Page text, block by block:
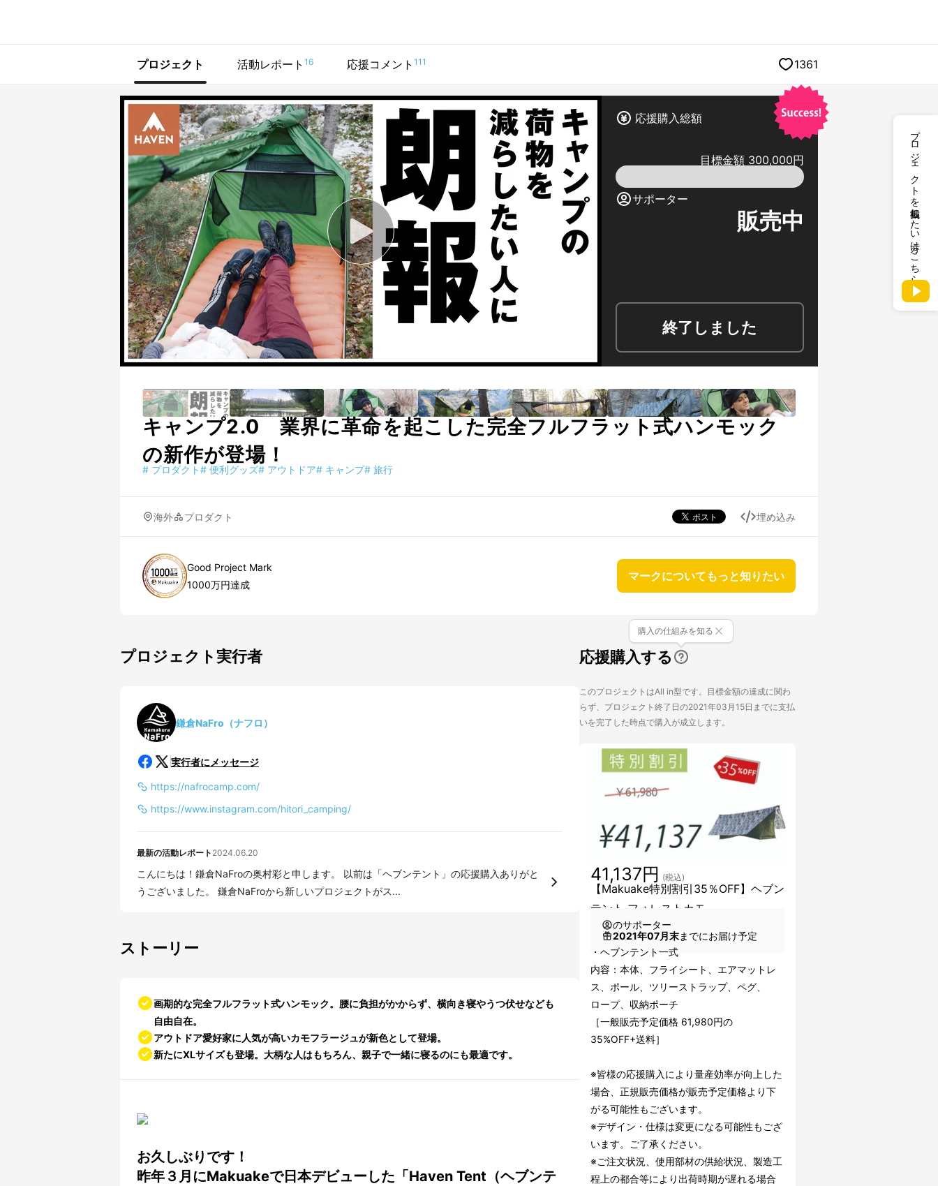
プロジェクトを掲載したい方はこちら
プロジェクト 活動レポート 16 応援コメント 111 1361
応援購入総額
目標金額 300,000円
サポーター
販売中
終了しました
キャンプ2.0 業界に革命を起こした完全フルフラット式ハンモック
の新作が登場！
# プロダクト# 便利グッズ# アウトドア# キャンプ# 旅行
海外 プロダクト 埋め込み
Good Project Mark
1000万円達成
マークについてもっと知りたい
プロジェクト実行者
鎌倉NaFro（ナフロ）
実行者にメッセージ
https://nafrocamp.com/
https://www.instagram.com/hitori_camping/
最新の活動レポート 2024.06.20
こんにちは！鎌倉NaFroの奥村彩と申します。 以前は「ヘブンテント」の応援購入ありがと
うございました。 鎌倉NaFroから新しいプロジェクトがス...
ストーリー
画期的な完全フルフラット式ハンモック。腰に負担がかからず、横向き寝やうつ伏せなども
自由自在。
アウトドア愛好家に人気が高いカモフラージュが新色として登場。
新たにXLサイズも登場。大柄な人はもちろん、親子で一緒に寝るのにも最適です。
お久しぶりです！
昨年３月にMakuakeで日本デビューした「Haven Tent（ヘブンテ
応援購入する
購入の仕組みを知る
このプロジェクトはAll in型です。目標金額の達成に関わ
らず、プロジェクト終了日の2021年03月15日までに支払
いを完了した時点で購入が成立します。
【Makuake特別割引35％OFF】ヘブン
テント フォレストカモ
41,137円 (税込)
のサポーター
2021年07月末までにお届け予定
・ヘブンテント一式
内容：本体、フライシート、エアマットレ
ス、ポール、ツリーストラップ、ペグ、
ロープ、収納ポーチ
［一般販売予定価格 61,980円の
35%OFF+送料］
※皆様の応援購入により量産効率が向上した
場合、正規販売価格が販売予定価格より下
がる可能性もございます。
※デザイン・仕様は変更になる可能性もござ
います。ご了承ください。
※ご注文状況、使用部材の供給状況、製造工
程上の都合等により出荷時期が遅れる場合